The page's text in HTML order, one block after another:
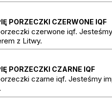
PORZECZKI CZERWONE IQF
czerwone iqf. Jesteśmy
z Litwy.
PORZECZKI CZARNE IQF
czarne iqf. Jesteśmy